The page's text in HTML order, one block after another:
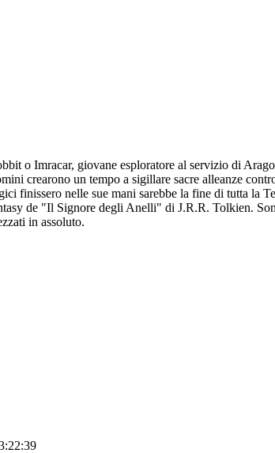
o Imracar, giovane esploratore al servizio di
crearono un tempo a sigillare sacre alleanze
finissero nelle sue mani sarebbe la fine di tutta la
de "Il Signore degli Anelli" di J.R.R. Tolkien.
in assoluto.